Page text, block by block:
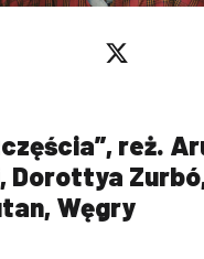
reż.
Dorottya
Węgry